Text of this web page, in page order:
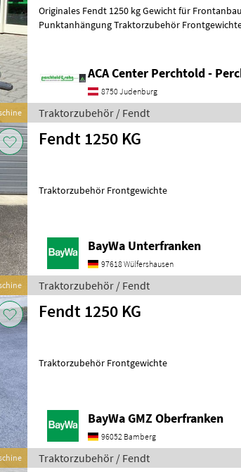
Originales Fendt 1250 kg Gewicht für Frontanbau
Punktanhängung Traktorzubehör
ACA Center Perchtold -
8750 Judenburg
Traktorzubehör / Fendt
Fendt 1250 KG
Traktorzubehör Frontgewichte
BayWa Unterfranken
97618 Wülfershausen
Traktorzubehör / Fendt
Fendt 1250 KG
Traktorzubehör Frontgewichte
BayWa GMZ Oberfranken
96052 Bamberg
Traktorzubehör / Fendt